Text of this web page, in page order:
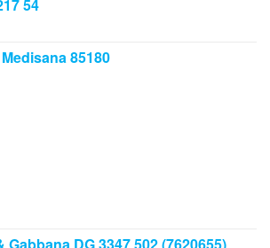
54
85180